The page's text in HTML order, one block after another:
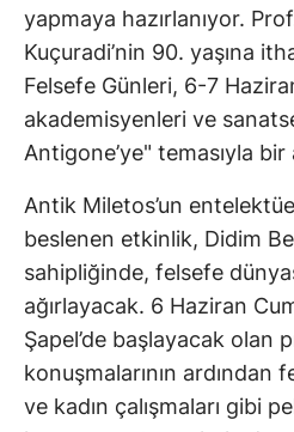
yapmaya hazırlanıyor.
Kuçuradi’nin 90. yaşına
Felsefe Günleri, 6-7
akademisyenleri ve
Antigone’ye" temasıyla
Antik Miletos’un
beslenen etkinlik, Didim
sahipliğinde, felsefe
ağırlayacak. 6 Haziran
Şapel’de başlayacak olan
konuşmalarının ardından
ve kadın çalışmaları gibi